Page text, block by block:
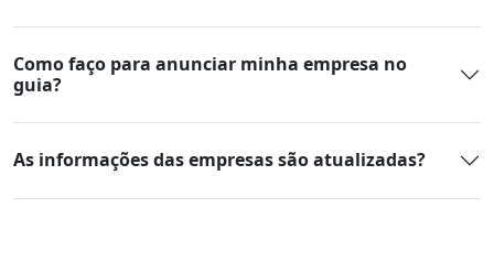
Como faço para anunciar minha empresa no
guia?
As informações das empresas são atualizadas?